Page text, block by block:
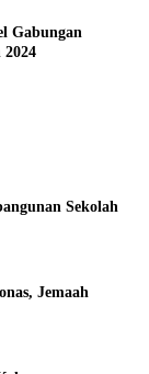
Gabungan
Sekolah
Jemaah